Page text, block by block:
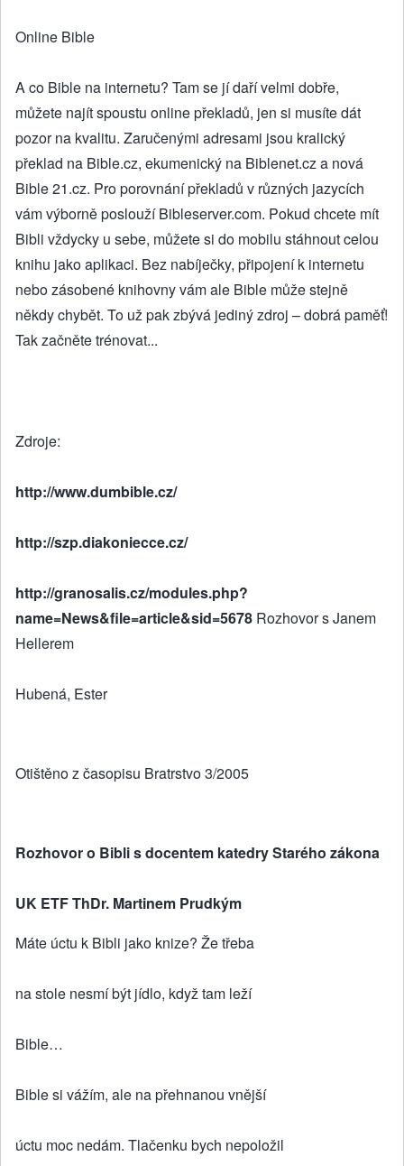
Online Bible
A co Bible na internetu? Tam se jí daří velmi dobře,
můžete najít spoustu online překladů, jen si musíte dát
pozor na kvalitu. Zaručenými adresami jsou kralický
překlad na Bible.cz, ekumenický na Biblenet.cz a nová
Bible 21.cz. Pro porovnání překladů v různých jazycích
vám výborně poslouží Bibleserver.com. Pokud chcete mít
Bibli vždycky u sebe, můžete si do mobilu stáhnout celou
knihu jako aplikaci. Bez nabíječky, připojení k internetu
nebo zásobené knihovny vám ale Bible může stejně
někdy chybět. To už pak zbývá jediný zdroj – dobrá paměť!
Tak začněte trénovat...
Zdroje:
http://www.dumbible.cz/
http://szp.diakoniecce.cz/
http://granosalis.cz/modules.php?
name=News&file=article&sid=5678 Rozhovor s Janem
Hellerem
Hubená, Ester
Otištěno z časopisu Bratrstvo 3/2005
Rozhovor o Bibli s docentem katedry Starého zákona
UK ETF ThDr. Martinem Prudkým
Máte úctu k Bibli jako knize? Že třeba
na stole nesmí být jídlo, když tam leží
Bible…
Bible si vážím, ale na přehnanou vnější
úctu moc nedám. Tlačenku bych nepoložil